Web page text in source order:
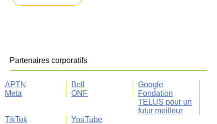
Partenaires corporatifs
APTN Bell
Google
Meta
ONF
Fondation
TELUS pour un
futur meilleur
TikTok
YouTube